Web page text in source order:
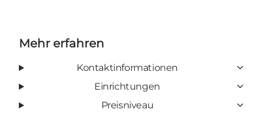
Mehr erfahren
Kontaktinformationen
Einrichtungen
Preisniveau